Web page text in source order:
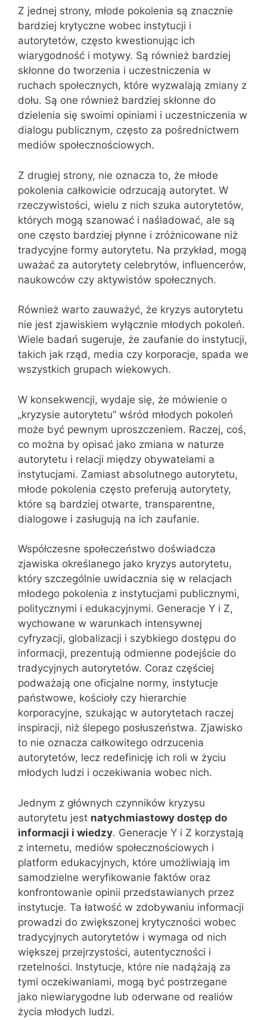
Z jednej strony, młode pokolenia są znacznie
bardziej krytyczne wobec instytucji i
autorytetów, często kwestionując ich
wiarygodność i motywy. Są również bardziej
skłonne do tworzenia i uczestniczenia w
ruchach społecznych, które wyzwalają zmiany z
dołu. Są one również bardziej skłonne do
dzielenia się swoimi opiniami i uczestniczenia w
dialogu publicznym, często za pośrednictwem
mediów społecznościowych.
Z drugiej strony, nie oznacza to, że młode
pokolenia całkowicie odrzucają autorytet. W
rzeczywistości, wielu z nich szuka autorytetów,
których mogą szanować i naśladować, ale są
one często bardziej płynne i zróżnicowane niż
tradycyjne formy autorytetu. Na przykład, mogą
uważać za autorytety celebrytów, influencerów,
naukowców czy aktywistów społecznych.
Również warto zauważyć, że kryzys autorytetu
nie jest zjawiskiem wyłącznie młodych pokoleń.
Wiele badań sugeruje, że zaufanie do instytucji,
takich jak rząd, media czy korporacje, spada we
wszystkich grupach wiekowych.
W konsekwencji, wydaje się, że mówienie o
„kryzysie autorytetu” wśród młodych pokoleń
może być pewnym uproszczeniem. Raczej, coś,
co można by opisać jako zmiana w naturze
autorytetu i relacji między obywatelami a
instytucjami. Zamiast absolutnego autorytetu,
młode pokolenia często preferują autorytety,
które są bardziej otwarte, transparentne,
dialogowe i zasługują na ich zaufanie.
Współczesne społeczeństwo doświadcza
zjawiska określanego jako kryzys autorytetu,
który szczególnie uwidacznia się w relacjach
młodego pokolenia z instytucjami publicznymi,
politycznymi i edukacyjnymi. Generacje Y i Z,
wychowane w warunkach intensywnej
cyfryzacji, globalizacji i szybkiego dostępu do
informacji, prezentują odmienne podejście do
tradycyjnych autorytetów. Coraz częściej
podważają one oficjalne normy, instytucje
państwowe, kościoły czy hierarchie
korporacyjne, szukając w autorytetach raczej
inspiracji, niż ślepego posłuszeństwa. Zjawisko
to nie oznacza całkowitego odrzucenia
autorytetów, lecz redefinicję ich roli w życiu
młodych ludzi i oczekiwania wobec nich.
Jednym z głównych czynników kryzysu
autorytetu jest natychmiastowy dostęp do
informacji i wiedzy. Generacje Y i Z korzystają
z internetu, mediów społecznościowych i
platform edukacyjnych, które umożliwiają im
samodzielne weryfikowanie faktów oraz
konfrontowanie opinii przedstawianych przez
instytucje. Ta łatwość w zdobywaniu informacji
prowadzi do zwiększonej krytyczności wobec
tradycyjnych autorytetów i wymaga od nich
większej przejrzystości, autentyczności i
rzetelności. Instytucje, które nie nadążają za
tymi oczekiwaniami, mogą być postrzegane
jako niewiarygodne lub oderwane od realiów
życia młodych ludzi.